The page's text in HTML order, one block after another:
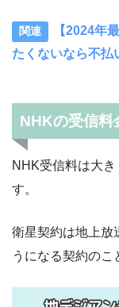
【2024年
たくないなら不払
NHKの受信料
NHK受信料は大き
す。
衛星契約は地上放
うになる契約のこ